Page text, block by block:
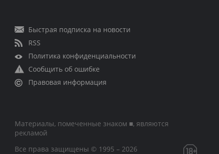
Быстрая подписка на новости
RSS
Политика конфиденциальности
Сообщить об ошибке
Правовая информация
Материалы, помеченные знаком ■, являются
рекламой
Все права защищены © 1995 – 2026